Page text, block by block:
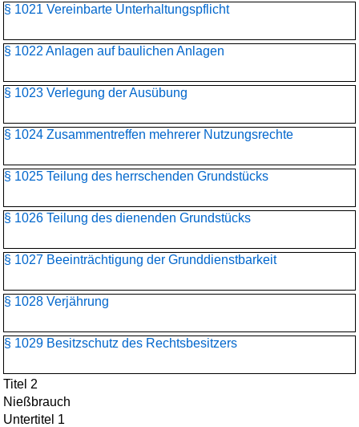
§ 1021 Vereinbarte Unterhaltungspflicht
§ 1022 Anlagen auf baulichen Anlagen
§ 1023 Verlegung der Ausübung
§ 1024 Zusammentreffen mehrerer Nutzungsrechte
§ 1025 Teilung des herrschenden Grundstücks
§ 1026 Teilung des dienenden Grundstücks
§ 1027 Beeinträchtigung der Grunddienstbarkeit
§ 1028 Verjährung
§ 1029 Besitzschutz des Rechtsbesitzers
Titel 2
Nießbrauch
Untertitel 1